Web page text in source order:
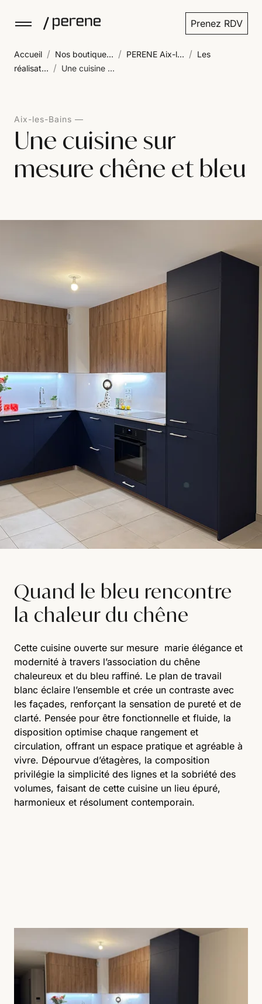
Prenez RDV
Accueil / Nos boutique... / PERENE Aix-l... / Les
réalisat... / Une cuisine ...
Aix-les-Bains
Une cuisine sur
mesure chêne et bleu
Quand le bleu rencontre
la chaleur du chêne
Cette cuisine ouverte sur mesure marie élégance et
modernité à travers l’association du chêne
chaleureux et du bleu raffiné. Le plan de travail
blanc éclaire l’ensemble et crée un contraste avec
les façades, renforçant la sensation de pureté et de
clarté. Pensée pour être fonctionnelle et fluide, la
disposition optimise chaque rangement et
circulation, offrant un espace pratique et agréable à
vivre. Dépourvue d’étagères, la composition
privilégie la simplicité des lignes et la sobriété des
volumes, faisant de cette cuisine un lieu épuré,
harmonieux et résolument contemporain.